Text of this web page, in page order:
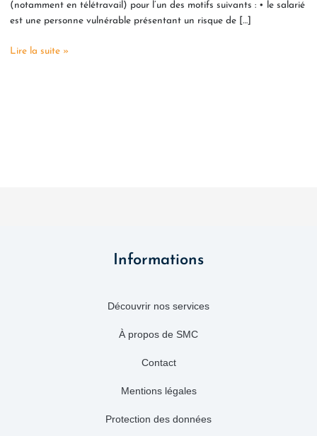
(notamment en télétravail) pour l’un des motifs suivants : • le salarié
est une personne vulnérable présentant un risque de […]
Lire la suite »
Informations
Découvrir nos services
À propos de SMC
Contact
Mentions légales
Protection des données